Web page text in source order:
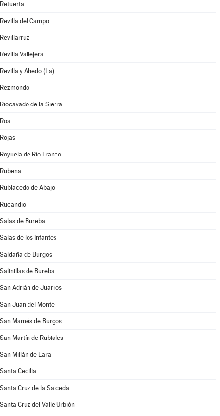
Retuerta
Revilla del Campo
Revillarruz
Revilla Vallejera
Revilla y Ahedo (La)
Rezmondo
Riocavado de la Sierra
Roa
Rojas
Royuela de Río Franco
Rubena
Rublacedo de Abajo
Rucandio
Salas de Bureba
Salas de los Infantes
Saldaña de Burgos
Salinillas de Bureba
San Adrián de Juarros
San Juan del Monte
San Mamés de Burgos
San Martín de Rubiales
San Millán de Lara
Santa Cecilia
Santa Cruz de la Salceda
Santa Cruz del Valle Urbión